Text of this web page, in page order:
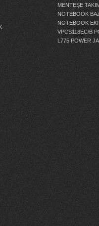
MENTEŞE
NOTEBOOK
NOTEBOOK
VPCS118EC/B
L775 POWER